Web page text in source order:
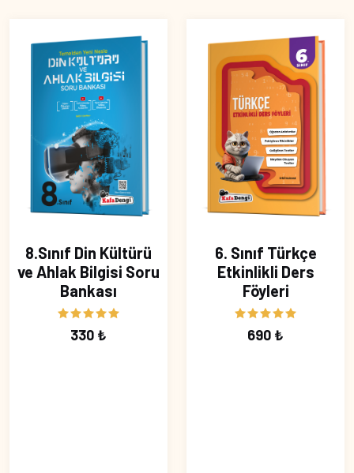
8.Sınıf Din Kültürü
ve Ahlak Bilgisi Soru
Bankası
330 ₺
6. Sınıf Türkçe
Etkinlikli Ders
Föyleri
690 ₺